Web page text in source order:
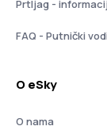
Prtljag -
FAQ - Putnički
O eSky
O nama